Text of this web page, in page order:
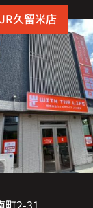
久留米店
町2-31